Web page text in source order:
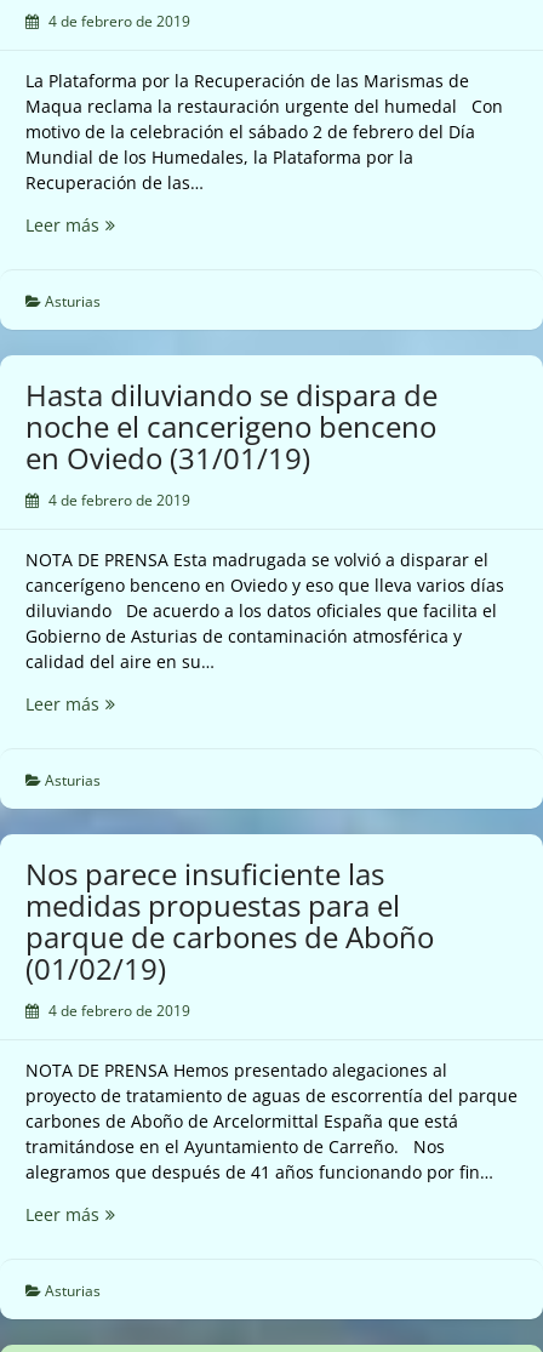
4 de febrero de 2019
La Plataforma por la Recuperación de las Marismas de
Maqua reclama la restauración urgente del humedal Con
motivo de la celebración el sábado 2 de febrero del Día
Mundial de los Humedales, la Plataforma por la
Recuperación de las…
Leer más La
la
Recuperación
de
Marismas
de
Maqua
la
urgente
del
humedal
(31/01/19)
Asturias
Hasta diluviando se dispara de
noche el cancerigeno benceno
en Oviedo (31/01/19)
4 de febrero de 2019
NOTA DE PRENSA Esta madrugada se volvió a disparar el
cancerígeno benceno en Oviedo y eso que lleva varios días
diluviando De acuerdo a los datos oficiales que facilita el
Gobierno de Asturias de contaminación atmosférica y
calidad del aire en su…
Leer más Hasta
dispara
de
noche
cancerigeno
benceno
en
Oviedo
(31/01/19)
Asturias
Nos parece insuficiente las
medidas propuestas para el
parque de carbones de Aboño
(01/02/19)
4 de febrero de 2019
NOTA DE PRENSA Hemos presentado alegaciones al
proyecto de tratamiento de aguas de escorrentía del parque
carbones de Aboño de Arcelormittal España que está
tramitándose en el Ayuntamiento de Carreño. Nos
alegramos que después de 41 años funcionando por fin…
Leer más Nos
las
medidas
propuestas
Asturias